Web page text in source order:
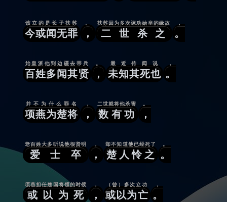
今或闻无罪
该立的是长子扶苏
，
。
二世杀之
扶苏因为多次谏劝始皇的缘故
。
，
百姓多闻其贤
始皇派他到边疆去带兵
，
。
未知其死也
最近传闻说
。
，
项燕为楚将
并不为什么罪名
，
，
数有功
二世就将他杀害
，
。
爱士卒
老百姓大多听说他很贤明
，
，
楚人怜之
却不知道他已经死了
。
。
或以为死
项燕担任楚国将领的时候
，
，
或以为亡
（曾）多次立功
。
，